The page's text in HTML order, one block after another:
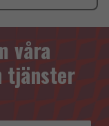
våra
tjänster